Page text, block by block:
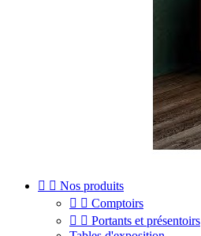
  Nos produits
  Comptoirs
  Portants et présentoirs